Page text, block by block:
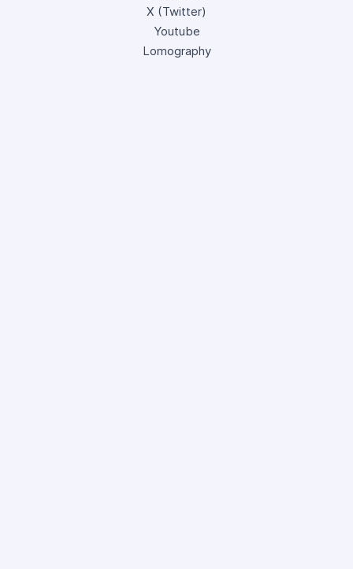
X (Twitter)
Youtube
Lomography